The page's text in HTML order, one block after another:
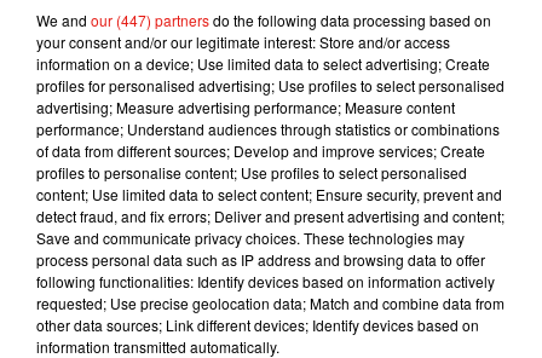
sous les yeux de Rumer, Tallulah et Scout, les trois filles de
l’ancien couple. Il s’est rattrapéen jouant, évidemment, un
petit air d’harmonica.
Bruce Willis closes out#BruceWillisRoastwith a harmonica
solopic.twitter.com/BrzPQM0dhk
— Kirsten Chuba (@KirstenChuba)15 juillet 2018
Musique
We and our (447) partnersdo the following data processing based on
your consent and/or our legitimate interest: Store and/or access
information on a device; Use limited data to select advertising; Create
profiles for personalised advertising; Use profiles to select personalised
advertising; Measure advertising performance; Measure content
performance; Understand audiences through statistics or combinations
of data from different sources; Develop and improve services; Create
profiles to personalise content; Use profiles to select personalised
content; Use limited data to select content; Ensure security, prevent and
detect fraud, and fix errors; Deliver and present advertising and content;
Save and communicate privacy choices. These technologies may
process personal data such as IP address and browsing data to offer
following functionalities: Identify devices based on information actively
requested; Use precise geolocation data; Match and combine data from
other data sources; Link different devices; Identify devices based on
information transmitted automatically.